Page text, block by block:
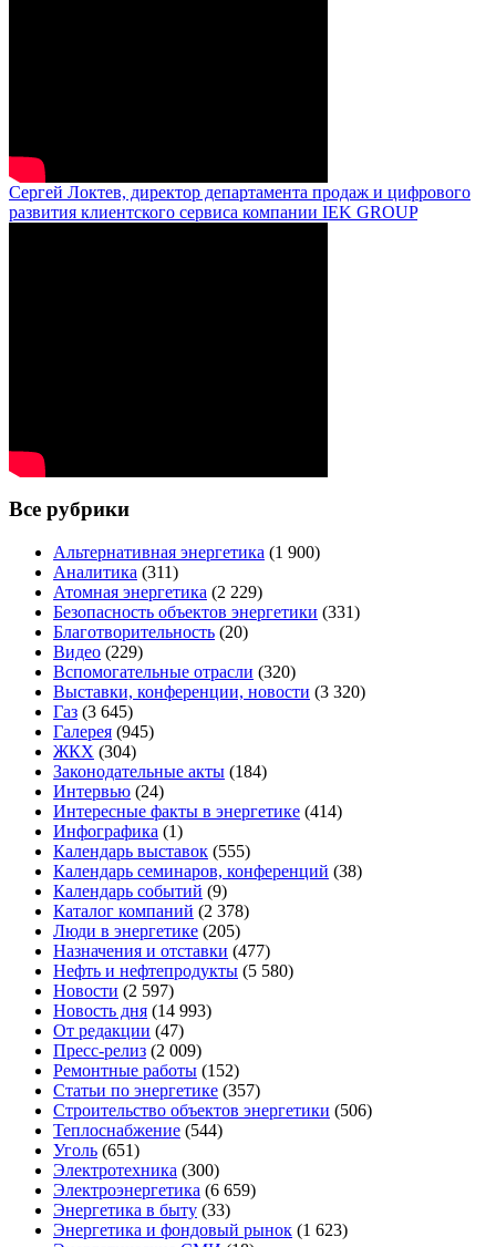
Сергей Локтев, директор департамента продаж и цифрового
развития клиентского сервиса компании IEK GROUP
Все рубрики
Альтернативная энергетика (1 900)
Аналитика (311)
Атомная энергетика (2 229)
Безопасность объектов энергетики (331)
Благотворительность (20)
Видео (229)
Вспомогательные отрасли (320)
Выставки, конференции, новости (3 320)
Газ (3 645)
Галерея (945)
ЖКХ (304)
Законодательные акты (184)
Интервью (24)
Интересные факты в энергетике (414)
Инфографика (1)
Календарь выставок (555)
Календарь семинаров, конференций (38)
Календарь событий (9)
Каталог компаний (2 378)
Люди в энергетике (205)
Назначения и отставки (477)
Нефть и нефтепродукты (5 580)
Новости (2 597)
Новость дня (14 993)
От редакции (47)
Пресс-релиз (2 009)
Ремонтные работы (152)
Статьи по энергетике (357)
Строительство объектов энергетики (506)
Теплоснабжение (544)
Уголь (651)
Электротехника (300)
Электроэнергетика (6 659)
Энергетика в быту (33)
Энергетика и фондовый рынок (1 623)